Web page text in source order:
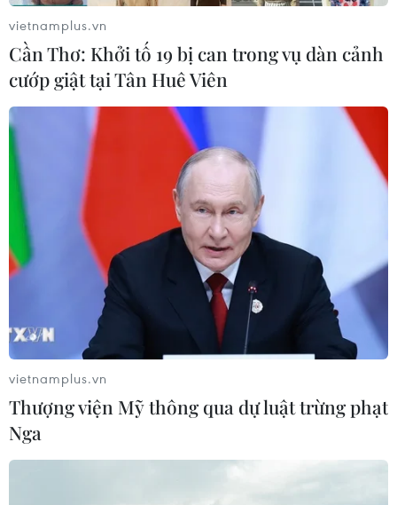
vietnamplus.vn
Cần Thơ: Khởi tố 19 bị can trong vụ dàn cảnh
cướp giật tại Tân Huê Viên
vietnamplus.vn
Thượng viện Mỹ thông qua dự luật trừng phạt
Nga